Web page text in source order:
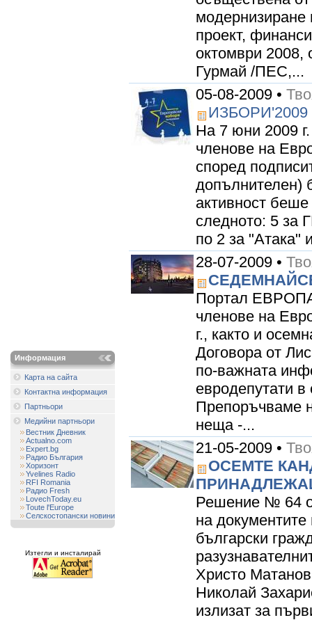
Информация
Карта на сайта
Контактна информация
Партньори
Медийни партньори
Вестник Дневник
Actualno.com
Expert.bg
Радио България
Хоризонт
Yvelines Radio
RFI Romania
Радио Fresh
LovechToday.eu
Toute l'Europe
Селскостопански новини
Изтегли и инсталирай
модернизиране
проект,
октомври 2008,
Гурмай /ПЕС,...
05-08-2009 •
ИЗБОРИ'2009
На 7 юни 2009
членове на
според
допълнителен)
активност
следното: 5 за
по 2 за "Атака"
28-07-2009 •
Портал ЕВРОПА
членове на
г., както и
Договора от
по-важната
евродепутати в
Препоръчваме
неща -...
21-05-2009 •
ОСЕМТЕ
Решение № 64
на
български
Христо
Николай
излизат за